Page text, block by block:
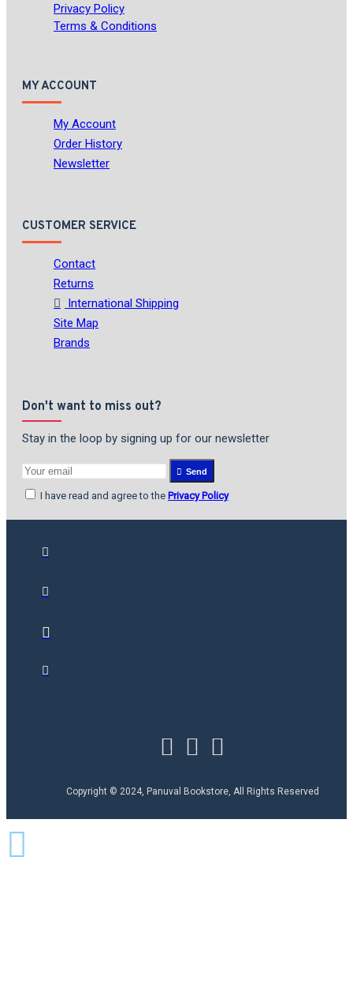
Privacy Policy
Terms & Conditions
MY ACCOUNT
My Account
Order History
Newsletter
CUSTOMER SERVICE
Contact
Returns
International Shipping
Site Map
Brands
Don't want to miss out?
Stay in the loop by signing up for our newsletter
Send
I have read and agree to the Privacy Policy
Copyright © 2024, Panuval Bookstore, All Rights Reserved